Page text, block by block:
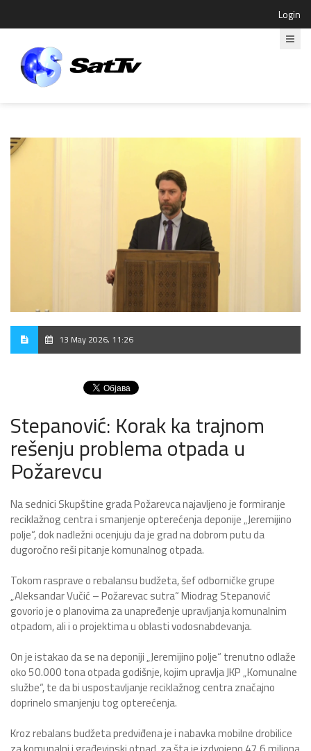
Login
13 May 2026, 11:26
Stepanović: Korak ka trajnom
rešenju problema otpada u
Požarevcu
Na sednici Skupštine grada Požarevca najavljeno je formiranje
reciklažnog centra i smanjenje opterećenja deponije „Jeremijino
polje“, dok nadležni ocenjuju da je grad na dobrom putu da
dugoročno reši pitanje komunalnog otpada.
Tokom rasprave o rebalansu budžeta, šef odborničke grupe
„Aleksandar Vučić – Požarevac sutra“ Miodrag Stepanović
govorio je o planovima za unapređenje upravljanja komunalnim
otpadom, ali i o projektima u oblasti vodosnabdevanja.
On je istakao da se na deponiji „Jeremijino polje“ trenutno odlaže
oko 50.000 tona otpada godišnje, kojim upravlja JKP „Komunalne
službe“, te da bi uspostavljanje reciklažnog centra značajno
doprinelo smanjenju tog opterećenja.
Kroz rebalans budžeta predviđena je i nabavka mobilne drobilice